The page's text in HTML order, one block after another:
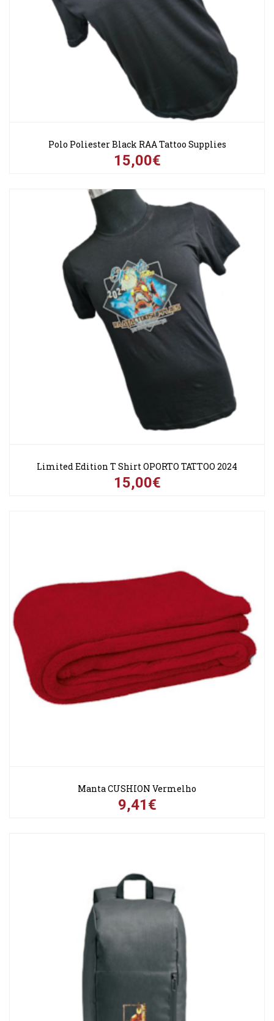
Polo Poliester Black RAA Tattoo Supplies
15,00€
Limited Edition T Shirt OPORTO TATTOO 2024
15,00€
Manta CUSHION Vermelho
9,41€